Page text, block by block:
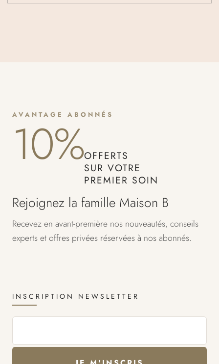
AVANTAGE ABONNÉS
10%OFFERTS
SUR VOTRE
PREMIER SOIN
Rejoignez la famille Maison B
Recevez en avant-première nos nouveautés, conseils
experts et offres privées réservées à nos abonnés.
INSCRIPTION NEWSLETTER